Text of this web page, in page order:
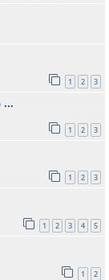
1 2 3
...
1 2 3
1 2 3
1 2 3 4 5
1 2